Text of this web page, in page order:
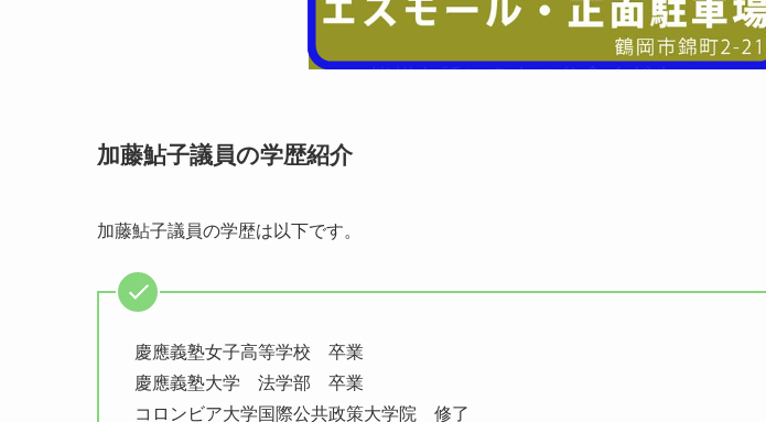
加藤鮎子議員の学歴紹介
加藤鮎子議員の学歴は以下です。
慶應義塾女子高等学校 卒業
慶應義塾大学 法学部 卒業
コロンビア大学国際公共政策大学院 修了